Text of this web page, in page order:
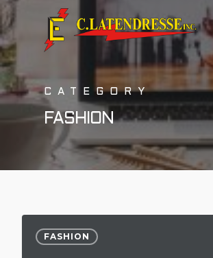
Hit enter to search or ESC to close
CATEGORY
FASHION
FASHION